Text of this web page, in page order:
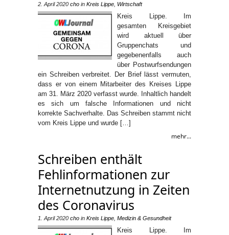
2. April 2020 cho in Kreis Lippe Wirtschaft
Kreis Lippe. Im
gesamten Kreisgebiet
wird aktuell über
Gruppenchats und
gegebenenfalls auch
über Postwurfsendungen
ein Schreiben verbreitet. Der Brief lässt vermuten,
dass er von einem Mitarbeiter des Kreises Lippe
am 31. März 2020 verfasst wurde. Inhaltlich handelt
es sich um falsche Informationen und nicht
korrekte Sachverhalte. Das Schreiben stammt nicht
vom Kreis Lippe und wurde […]
mehr...
Schreiben enthält
Fehlinformationen zur
Internetnutzung in Zeiten
des Coronavirus
1. April 2020 cho in Kreis Lippe Medizin & Gesundheit
Kreis Lippe. Im